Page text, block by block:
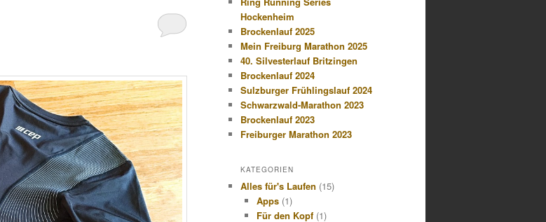
Hockenheim
Brockenlauf 2025
Mein Freiburg Marathon 2025
40. Silvesterlauf Britzingen
Brockenlauf 2024
Sulzburger Frühlingslauf 2024
Schwarzwald-Marathon 2023
Brockenlauf 2023
Freiburger Marathon 2023
KATEGORIEN
Alles für's Laufen (15)
Apps(1)
Für den Kopf(1)